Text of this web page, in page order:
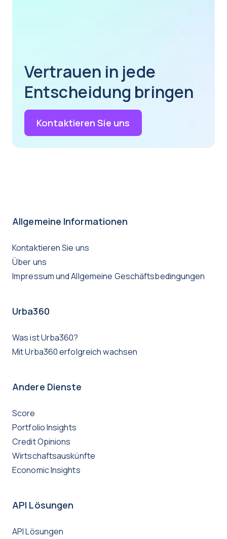
Vertrauen in jede
Entscheidung bringen
Kontaktieren Sie uns
Allgemeine Informationen
Kontaktieren Sie uns
Über uns
Impressum und Allgemeine Geschäftsbedingungen
Urba360
Was ist Urba360?
Mit Urba360 erfolgreich wachsen
Andere Dienste
Score
Portfolio Insights
Credit Opinions
Wirtschaftsauskünfte
Economic Insights
API Lösungen
API Lösungen